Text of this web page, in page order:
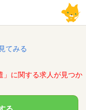
てみる
に関する求人が見つか